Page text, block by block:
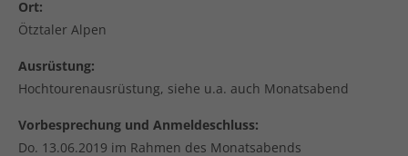
Ort:
Ötztaler Alpen
Ausrüstung:
Hochtourenausrüstung, siehe u.a. auch Monatsabend
Vorbesprechung und Anmeldeschluss:
Do. 13.06.2019 im Rahmen des Monatsabends